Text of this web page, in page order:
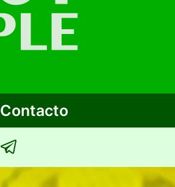
Contacto